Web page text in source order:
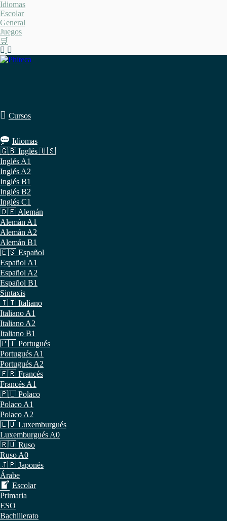
Saltar
al
contenido
Idiomas
Escolar
General
Juegos
🛒
Cursos
Idiomas
🇬🇧 Inglés 🇺🇸
Inglés A1
Inglés A2
Inglés B1
Inglés B2
Inglés C1
🇩🇪 Alemán
Alemán A1
Alemán A2
Alemán B1
🇪🇸 Español
Español A1
Español A2
Español B1
Sintaxis
🇮🇹 Italiano
Italiano A1
Italiano A2
Italiano B1
🇵🇹 Portugués
Portugués A1
Portugués A2
🇫🇷 Francés
Francés A1
🇵🇱 Polaco
Polaco A1
Polaco A2
🇱🇺 Luxemburgués
Luxemburgués A0
🇷🇺 Ruso
Ruso A0
🇯🇵 Japonés
Árabe
Escolar
Primaria
ESO
Bachillerato